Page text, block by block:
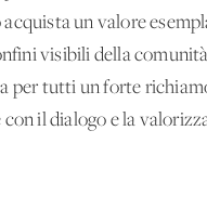
un valore
visibili della
per tutti un forte
con il dialogo e la